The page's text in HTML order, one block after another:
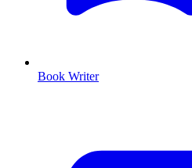
Book Writer